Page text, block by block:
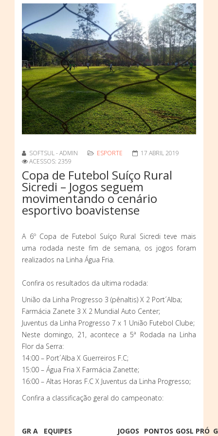
SOFTSUL - ADMIN ESPORTE
17 ABRIL 2019
ACESSOS: 2359
Copa de Futebol Suíço Rural
Sicredi – Jogos seguem
movimentando o cenário
esportivo boavistense
A 6º Copa de Futebol Suíço Rural Sicredi teve mais
uma rodada neste fim de semana, os jogos foram
realizados na Linha Água Fria.
Confira os resultados da ultima rodada:
União da Linha Progresso 3 (pênaltis) X 2 Port´Alba;
Farmácia Zanete 3 X 2 Mundial Auto Center;
Juventus da Linha Progresso 7 x 1 União Futebol Clube;
Neste domingo, 21, acontece a 5ª Rodada na Linha
Flor da Serra:
14:00 – Port´Alba X Guerreiros F.C;
15:00 – Água Fria X Farmácia Zanette;
16:00 – Altas Horas F.C X Juventus da Linha Progresso;
Confira a classificação geral do campeonato:
GR A EQUIPES JOGOS PONTOS GOSL PRÓ